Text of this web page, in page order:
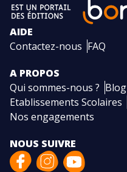
AIDE
Contactez-nous FAQ
A PROPOS
Qui sommes-nous ? Blog
Etablissements Scolaires
Nos engagements
NOUS SUIVRE